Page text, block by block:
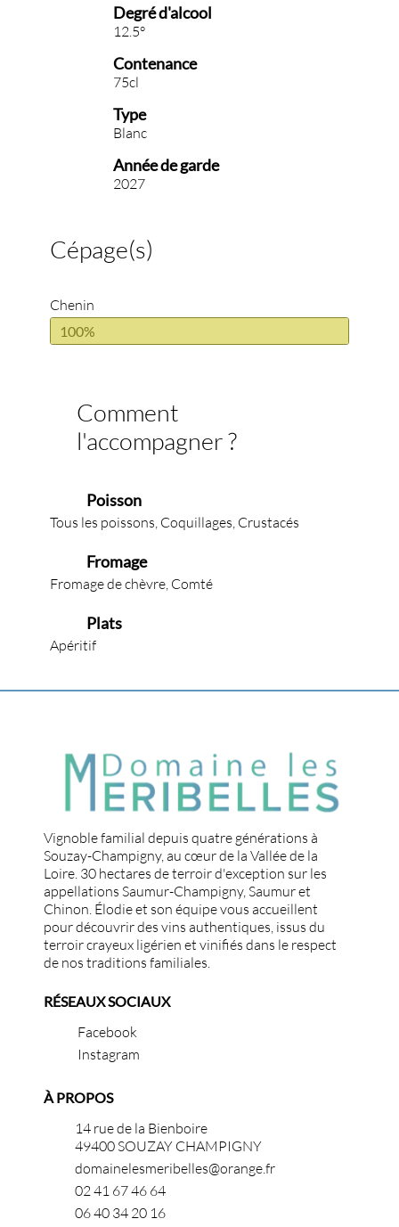
Degré d'alcool
12.5°
Contenance
75cl
Type
Blanc
Année de garde
2027
Cépage(s)
Chenin
100%
Comment
l'accompagner ?
Poisson
Tous les poissons, Coquillages, Crustacés
Fromage
Fromage de chèvre, Comté
Plats
Apéritif
Vignoble familial depuis quatre générations à
Souzay-Champigny, au cœur de la Vallée de la
Loire. 30 hectares de terroir d'exception sur les
appellations Saumur-Champigny, Saumur et
Chinon. Élodie et son équipe vous accueillent
pour découvrir des vins authentiques, issus du
terroir crayeux ligérien et vinifiés dans le respect
de nos traditions familiales.
RÉSEAUX SOCIAUX
Facebook
Instagram
À PROPOS
14 rue de la Bienboire
49400 SOUZAY CHAMPIGNY
domainelesmeribelles@orange.fr
02 41 67 46 64
06 40 34 20 16